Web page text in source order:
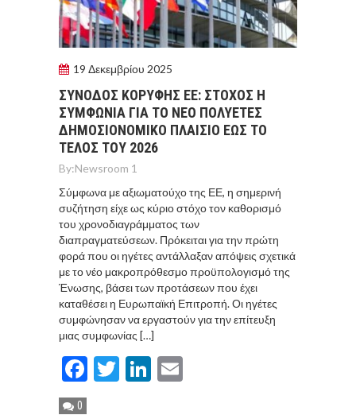
19 Δεκεμβρίου 2025
ΣΥΝΟΔΟΣ ΚΟΡΥΦΗΣ ΕΕ: ΣΤΟΧΟΣ Η
ΣΥΜΦΩΝΙΑ ΓΙΑ ΤΟ ΝΕΟ ΠΟΛΥΕΤΕΣ
ΔΗΜΟΣΙΟΝΟΜΙΚΟ ΠΛΑΙΣΙΟ ΕΩΣ ΤΟ
ΤΕΛΟΣ ΤΟΥ 2026
By:Newsroom 1
Σύμφωνα με αξιωματούχο της ΕΕ, η σημερινή
συζήτηση είχε ως κύριο στόχο τον καθορισμό
του χρονοδιαγράμματος των
διαπραγματεύσεων. Πρόκειται για την πρώτη
φορά που οι ηγέτες αντάλλαξαν απόψεις σχετικά
με το νέο μακροπρόθεσμο προϋπολογισμό της
Ένωσης, βάσει των προτάσεων που έχει
καταθέσει η Ευρωπαϊκή Επιτροπή. Οι ηγέτες
συμφώνησαν να εργαστούν για την επίτευξη
μιας συμφωνίας […]
Facebook
TwitterLinkedIn
0